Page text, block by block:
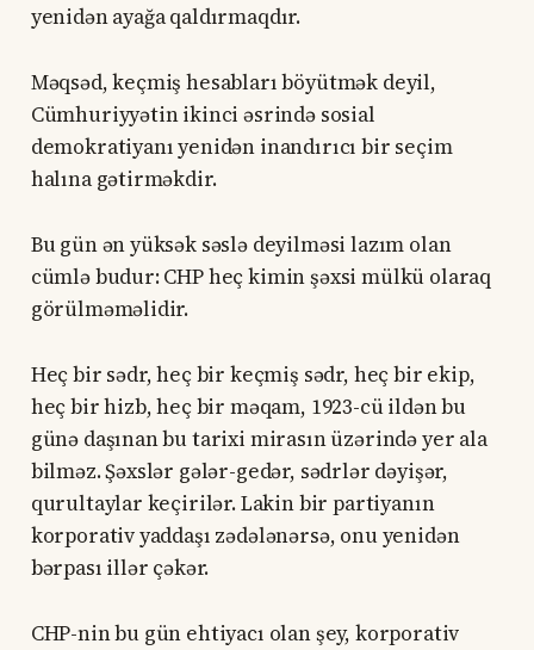
yenidən ayağa qaldırmaqdır.
Məqsəd, keçmiş hesabları böyütmək deyil,
Cümhuriyyətin ikinci əsrində sosial
demokratiyanı yenidən inandırıcı bir seçim
halına gətirməkdir.
Bu gün ən yüksək səslə deyilməsi lazım olan
cümlə budur: CHP heç kimin şəxsi mülkü olaraq
görülməməlidir.
Heç bir sədr, heç bir keçmiş sədr, heç bir ekip,
heç bir hizb, heç bir məqam, 1923-cü ildən bu
günə daşınan bu tarixi mirasın üzərində yer ala
bilməz. Şəxslər gələr-gedər, sədrlər dəyişər,
qurultaylar keçirilər. Lakin bir partiyanın
korporativ yaddaşı zədələnərsə, onu yenidən
bərpası illər çəkər.
CHP-nin bu gün ehtiyacı olan şey, korporativ